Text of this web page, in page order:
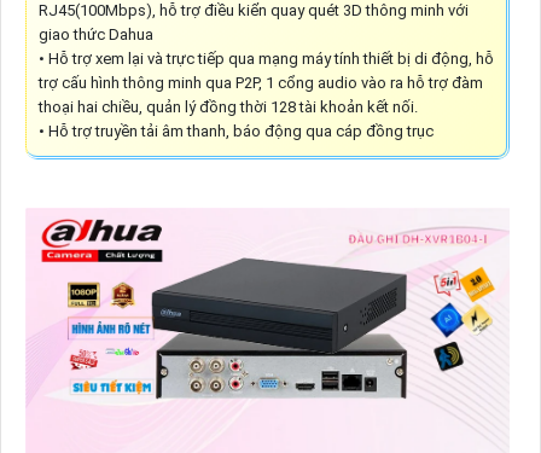
RJ45(100Mbps), hỗ trợ điều kiển quay quét 3D thông minh với
giao thức Dahua
• Hỗ trợ xem lại và trực tiếp qua mạng máy tính thiết bị di động, hỗ
trợ cấu hình thông minh qua P2P, 1 cổng audio vào ra hỗ trợ đàm
thoại hai chiều, quản lý đồng thời 128 tài khoản kết nối.
• Hỗ trợ truyền tải âm thanh, báo động qua cáp đồng trục